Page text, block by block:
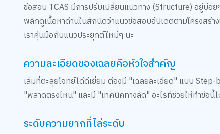
ข้อสอบ TCAS มีการปรับเปลี่ยนแนวทาง (Structure) อยู่บ่อ
พลิกดูเนื้อหาด้านในสักนิดว่าแนวข้อสอบอัปเดตตามโครงสร้
เราคุ้นมือกับแนวประยุกต์ใหม่ๆ นะ
ความละเอียดของเฉลยคือหัวใจสำคัญ
เล่มที่ตะลุยโจทย์ได้ดีเยี่ยม ต้องมี "เฉลยละเอียด" แบบ Step-
"พลาดตรงไหน" และมี "เทคนิคทางลัด" อะไรที่ช่วยให้ทำข้อนี้ไ
ระดับความยากที่ไล่ระดับ